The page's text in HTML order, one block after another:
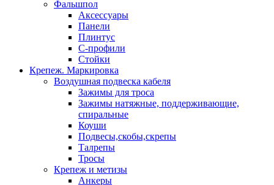
Фальшпол
Аксессуары
Панели
Плинтус
С-профили
Стойки
Крепеж. Маркировка
Воздушная подвеска кабеля
Зажимы для троса
Зажимы натяжные, поддерживающие,
спиральные
Коуши
Подвесы,скобы,скрепы
Талрепы
Тросы
Крепеж и метизы
Анкеры